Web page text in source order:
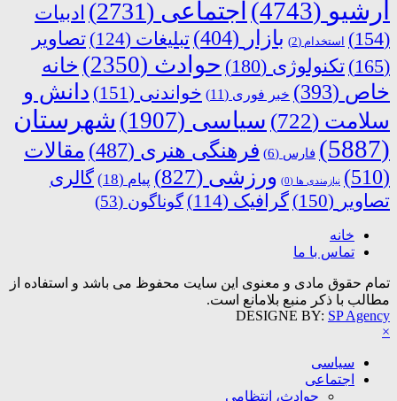
آرشیو (4743) اجتماعی (2731)
ادبیات
(154)
استخدام (2) بازار (404) تبلیغات (124)
تصاویر
(165)
تکنولوژی (180) حوادث (2350)
خانه
خاص (393) خبر فوری (11) خواندنی (151)
دانش و
سلامت (722) سیاسی (1907)
شهرستان
(5887)
فارس (6) فرهنگی هنری (487)
مقالات
(510)
نیازمندی ها (0) ورزشی (827) پیام (18)
گالری
تصاویر (150) گرافیک (114) گوناگون (53)
خانه
تماس با ما
تمام حقوق مادی و معنوی این سایت محفوظ می باشد و استفاده از
مطالب با ذکر منبع بلامانع است.
DESIGNE BY: SP Agency
×
سیاسی
اجتماعی
حوادث، انتظامی